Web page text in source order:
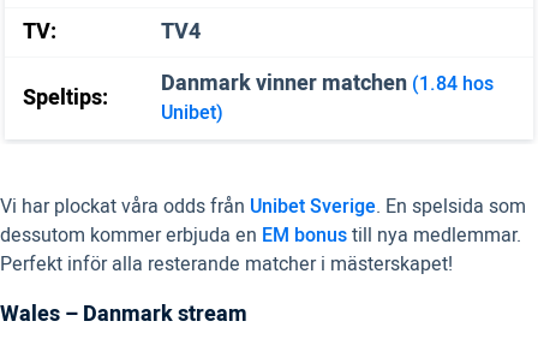
TV: TV4
Speltips: Danmark vinner matchen (1.84 hos
Unibet)
Vi har plockat våra odds från Unibet Sverige. En spelsida som
dessutom kommer erbjuda en EM bonustill nya medlemmar.
Perfekt inför alla resterande matcher i mästerskapet!
Wales – Danmark stream